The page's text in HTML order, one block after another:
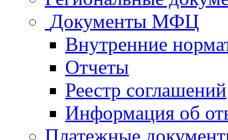
Документы МФЦ
Внутренние
Отчеты
Реестр соглашений
Информация об